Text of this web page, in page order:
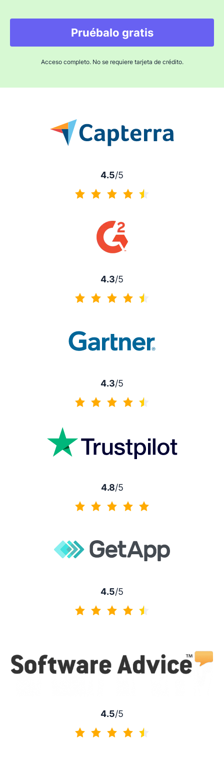
Pruébalo gratis
Acceso completo. No se requiere tarjeta de crédito.
4.5/5
4.3/5
4.3/5
4.8/5
4.5/5
4.5/5